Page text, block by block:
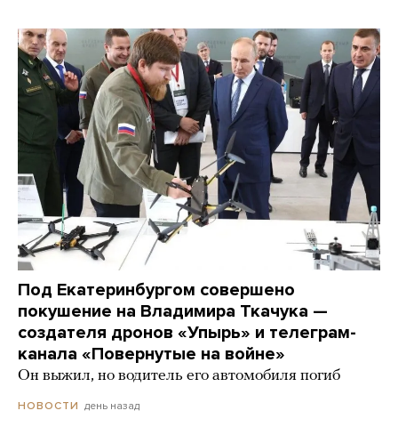
Под Екатеринбургом совершено
покушение на Владимира Ткачука —
создателя дронов «Упырь» и телеграм-
канала «Повернутые на войне»
Он выжил, но водитель его автомобиля погиб
НОВОСТИ день назад